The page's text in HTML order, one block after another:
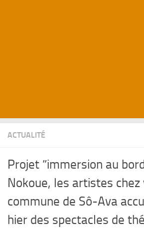
ACTUALITÉ
Projet ”immersion au
Nokoue, les artistes chez
commune de Sô-Ava
hier des spectacles de